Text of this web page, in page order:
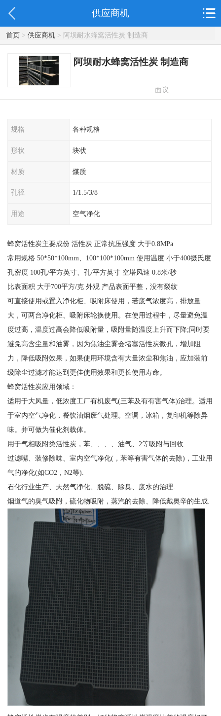
供应商机
首页> 供应商机> 阿坝耐水蜂窝活性炭 制造商
阿坝耐水蜂窝活性炭 制造商
面议
规格 各种规格
形状 块状
材质 煤质
孔径 1/1.5/3/8
用途 空气净化
蜂窝活性炭主要成份 活性炭 正常抗压强度 大于0.8MPa
常用规格 50*50*100mm、100*100*100mm 使用温度 小于400摄氏度
孔密度 100孔/平方英寸、孔/平方英寸 空塔风速 0.8米/秒
比表面积 大于700平方/克 外观 产品表面平整，没有裂纹
可直接使用或置入净化柜、吸附床使用，若废气浓度高，排放量
大，可两台净化柜、吸附床轮换使用。在使用过程中，尽量避免温
度过高，温度过高会降低吸附量，吸附量随温度上升而下降;同时要
避免高含尘量和油雾，因为焦油尘雾会堵塞活性炭微孔，增加阻
力，降低吸附效果，如果使用环境含有大量浓尘和焦油，应加装前
级除尘过滤才能达到更佳使用效果和更长使用寿命。
蜂窝活性炭应用领域：
适用于大风量，低浓度工厂有机废气(三苯及有有害气体)治理。适用
于室内空气净化，餐饮油烟废气处理。空调，冰箱，复印机等除异
味。并可做为催化剂载体。
用于气相吸附类活性炭，苯、、、、油气、2等吸附与回收.
过滤嘴、装修除味、室内空气净化(，苯等有害气体的去除)，工业用
气的净化(如CO2，N2等).
石化行业生产、天然气净化、脱硫、除臭、废水的治理.
烟道气的臭气吸附，硫化物吸附，蒸汽的去除、降低戴奥辛的生成.